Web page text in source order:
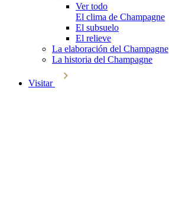
Ver todo
El clima de Champagne
El subsuelo
El relieve
La elaboración del Champagne
La historia del Champagne
Visitar